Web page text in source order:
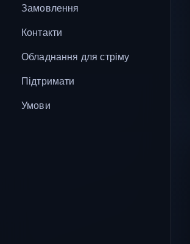
Замовлення
Контакти
Обладнання для стріму
Підтримати
Умови